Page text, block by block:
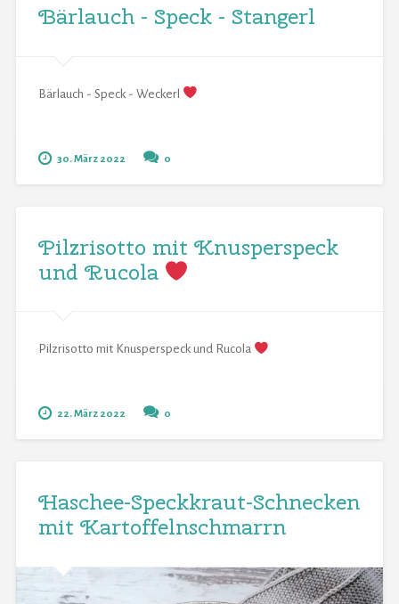
Bärlauch - Speck - Stangerl
Bärlauch - Speck - Weckerl
30. März 2022 0
Pilzrisotto mit Knusperspeck
und Rucola
Pilzrisotto mit Knusperspeck und Rucola
22. März 2022 0
Haschee-Speckkraut-Schnecken
mit Kartoffelnschmarrn